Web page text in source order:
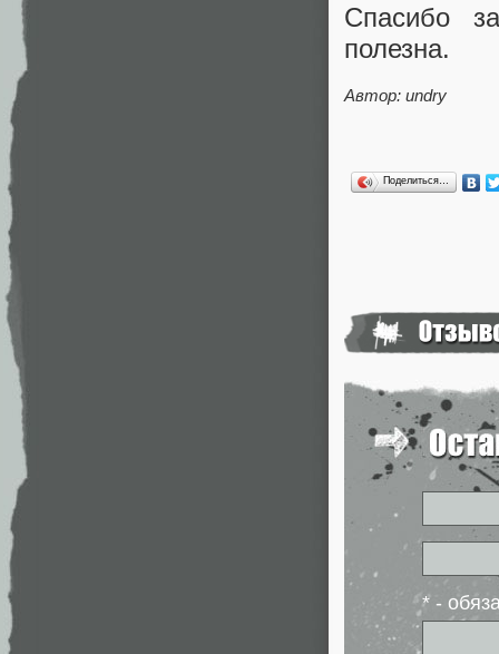
Спасибо
полезна.
Автор: undry
Поделиться…
* -